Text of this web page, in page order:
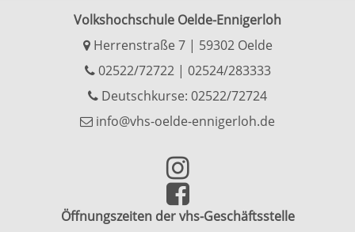
Volkshochschule Oelde-Ennigerloh
Herrenstraße 7 | 59302 Oelde
02522/72722| 02524/283333
Deutschkurse: 02522/72724
info@vhs-oelde-ennigerloh.de
Öffnungszeiten der vhs-Geschäftsstelle